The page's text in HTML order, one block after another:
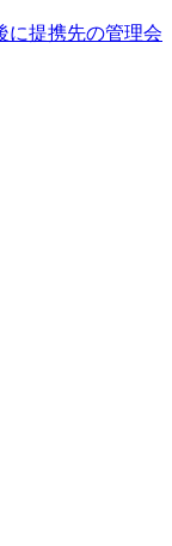
に提携先の管理会